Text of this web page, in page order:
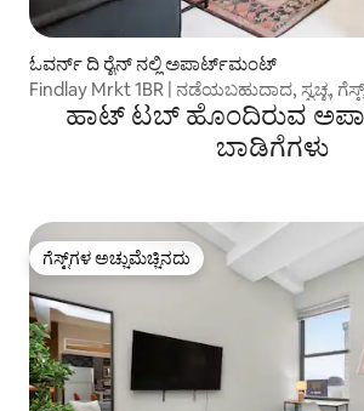
ಓವರ್ನ್ ದಿ ರೈನ್ ನಲ್ಲಿ ಅಪಾರ್ಟ್‌ಮಂಟ್
Findlay Mrkt 1BR | ನಡೆಯಬಹುದಾದ, ಸ್ವಚ್ಛ,
ಹಾಟ್ ಟಬ್ ಹೊಂದಿರುವ
ಬಾಡಿಗೆಗಳು
ಗೆಸ್ಟ್‌ಗಳ ಅಚ್ಚುಮೆಚ್ಚಿನದು
ಗೆಸ್ಟ್‌ಗಳ ಅಚ್ಚುಮೆಚ್ಚಿನದು